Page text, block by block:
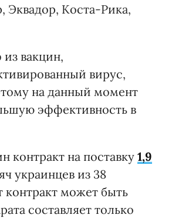
Эквадор, Коста-Рика,
вакцин,
вирус,
на данный момент
эффективность в
контракт на поставку 1,9
украинцев из 38
контракт может быть
составляет только